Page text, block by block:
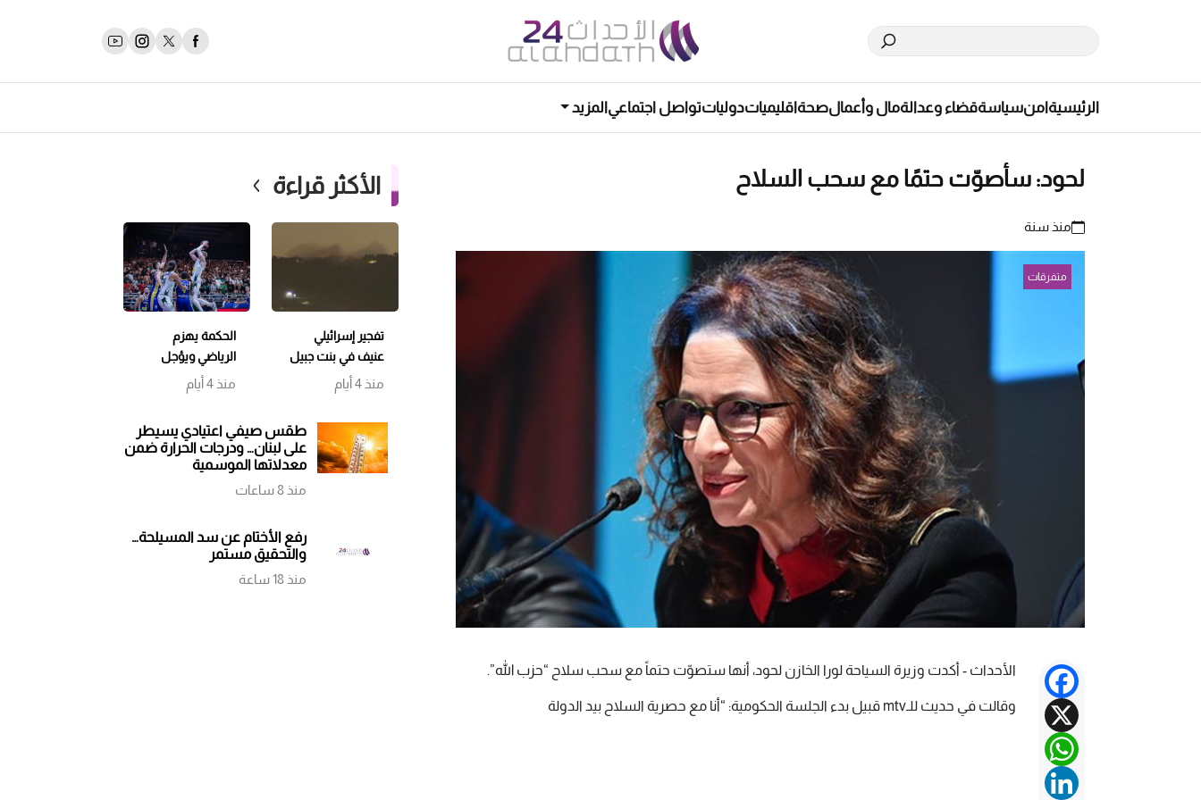
الرئيسيةامنسياسةقضاء وعدالةمال وأعمالصحةاقليمياتدولياتتواصل اجتماعيالمزيد
لحود: سأصوّت حتمًا مع سحب السلاح
منذ سنة
متفرقات
Facebook
X
WhatsApp
LinkedIn
الأحداث - أكدت وزيرة السياحة لورا الخازن لحود، أنها ستصوّت حتماً مع سحب سلاح “حزب الله”.
وقالت في حديث للـmtv قبيل بدء الجلسة الحكومية: “أنا مع حصرية السلاح بيد الدولة
الأكثر قراءة
تفجير إسرائيلي
عنيف في بنت جبيل
وتمشيط باتجاه
منذ 4 أيام
الحكمة يهزم
الرياضي ويؤجل
حسم اللقب إلى
مباراة سابعة
منذ 4 أيام
طقس صيفي اعتيادي يسيطر
على لبنان… ودرجات الحرارة ضمن
معدلاتها الموسمية
منذ 8 ساعات
رفع الأختام عن سد المسيلحة…
والتحقيق مستمر
منذ 18 ساعة